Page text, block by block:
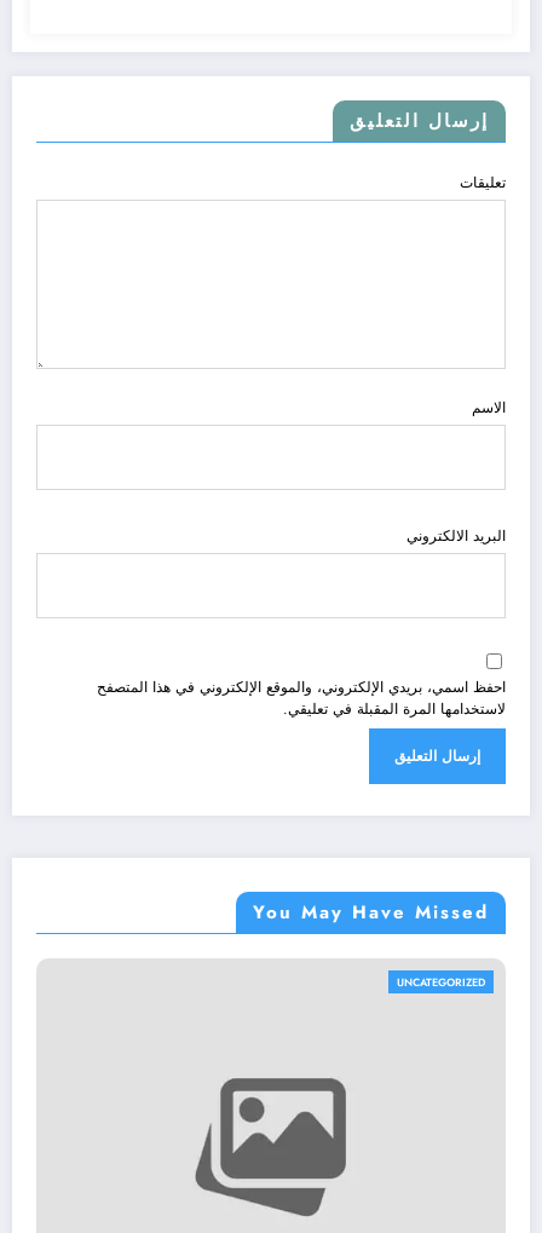
إرسال التعليق
تعليقات
الاسم
البريد الالكتروني
احفظ اسمي، بريدي الإلكتروني، والموقع الإلكتروني في هذا المتصفح
لاستخدامها المرة المقبلة في تعليقي.
You May Have Missed